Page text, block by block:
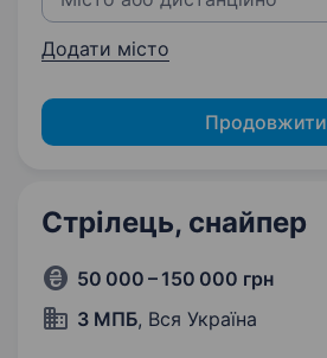
Додати місто
Продовжити
Стрілець, снайпер
50 000 – 150 000 грн
3 МПБ, Вся Україна